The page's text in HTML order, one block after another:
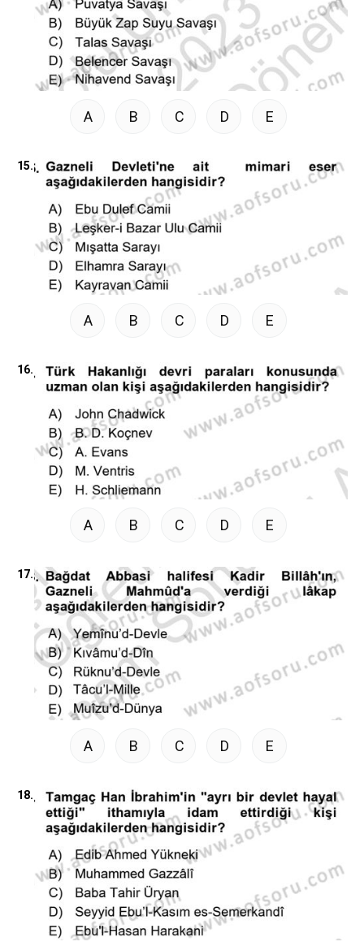
A B C D E
15.
A B C D E
16.
A B C D E
17.
A B C D E
18.